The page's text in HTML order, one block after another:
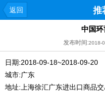
返回 推
中国
发布时间:2018-
日期:2018-09-18~2018-09-20
城市:广东
地址:上海徐汇广东进出口商品